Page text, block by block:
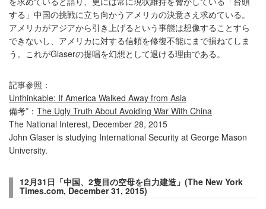
する」中国の挑戦に立ち向かうアメリカの決意さえ求めている。
アメリカがアジアから引き上げるという事態は想像することすら
できないし、アメリカに対する信頼を修復不能にまで損ねてしま
う。これがGlaserの提唱を幻想として退ける理由である。
記事参照：
Unthinkable: If America Walked Away from Asia
備考*： The Ugly Truth About Avoiding War With China
The National Interest, December 28, 2015
John Glaser is studying International Security at George Mason
University.
12月31日「中国、2隻目の空母を自力建造」(The New York
Times.com, December 31, 2015)